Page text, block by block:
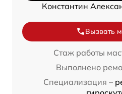
Константин
Вызвать
Стаж работы
Выполнено
Специализация –